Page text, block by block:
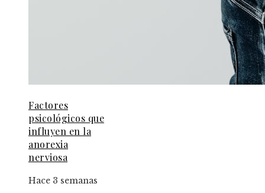
Factores
psicológicos que
influyen en la
anorexia
nerviosa
Hace 3 semanas